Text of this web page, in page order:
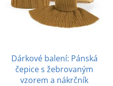
Dárkové balení: Pánská
čepice s žebrovaným
vzorem a nákrčník